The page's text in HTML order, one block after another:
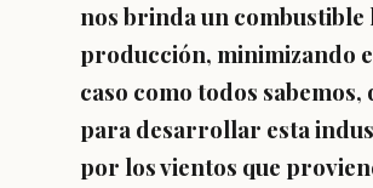
nos brinda un combustible
producción, minimizando
caso como todos
para desarrollar esta
por los vientos que